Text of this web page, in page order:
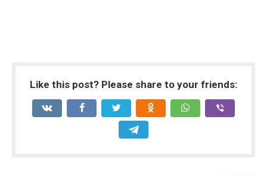
Like this post? Please share to your friends: